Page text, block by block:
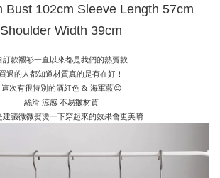
Bust 102cm Sleeve Length 57cm
Shoulder Width 39cm
訂款襯衫一直以來都是我們的熱賣款
買過的人都知道材質真的是有在好！
這次有很特別的酒紅色 & 海軍藍😍
絲滑 涼感 不易皺材質
建議微微熨燙一下穿起來的效果會更美唷